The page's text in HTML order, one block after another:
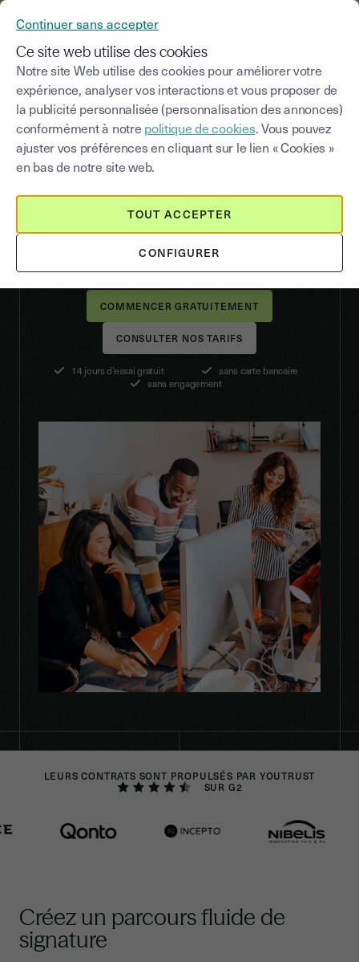
ÉDITEURS LOGICIELS
Intégrez la meilleure
expérience de signature
électronique
vie des documents directement dans vos logiciels
avec la signature électronique de Youtrust.
CONSULTER NOS TARIFS
14 jours d’essai gratuit
sans carte bancaire
sans engagement
LEURS CONTRATS SONT PROPULSÉS PAR YOUTRUST
SUR G2
Créez un parcours fluide de
signature
Continuer sans accepter
Ce site web utilise des cookies
Notre site Web utilise des cookies pour améliorer votre
expérience, analyser vos interactions et vous proposer de
la publicité personnalisée (personnalisation des annonces)
conformément à notre politique de cookies. Vous pouvez
ajuster vos préférences en cliquant sur le lien « Cookies »
en bas de notre site web.
CONFIGURER
TOUT ACCEPTER